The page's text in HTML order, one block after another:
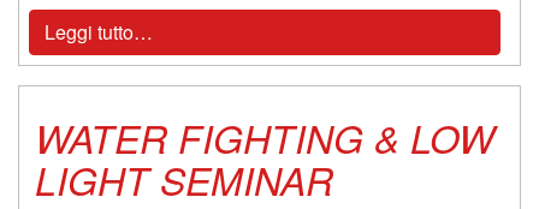
Leggi tutto…
WATER FIGHTING & LOW
LIGHT SEMINAR